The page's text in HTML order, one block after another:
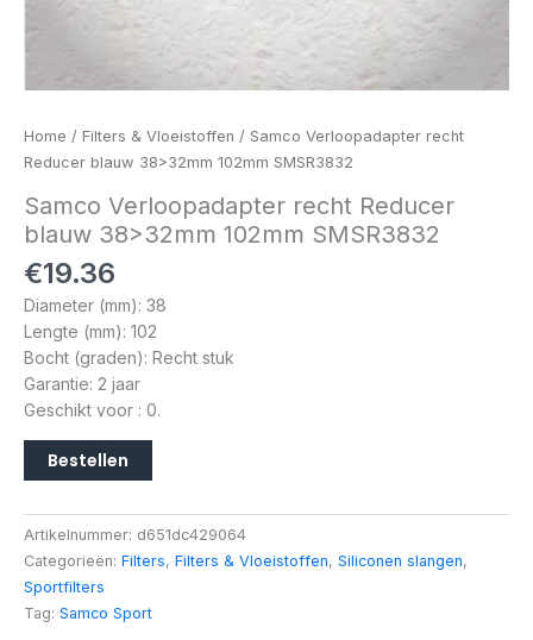
Home / Filters & Vloeistoffen / Samco Verloopadapter recht
Reducer blauw 38>32mm 102mm SMSR3832
Samco Verloopadapter recht Reducer
blauw 38>32mm 102mm SMSR3832
€19.36
Diameter (mm): 38
Lengte (mm): 102
Bocht (graden): Recht stuk
Garantie: 2 jaar
Geschikt voor : 0.
Bestellen
Artikelnummer: d651dc429064
Categorieën: Filters, Filters & Vloeistoffen, Siliconen slangen,
Sportfilters
Tag: Samco Sport